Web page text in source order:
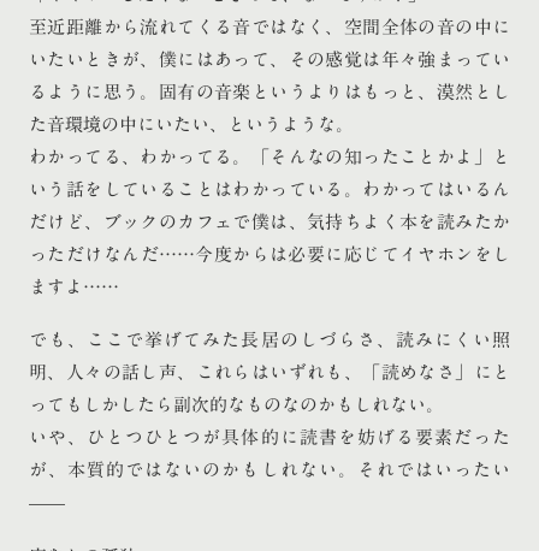
至近距離から流れてくる音ではなく、空間全体の音の中に
いたいときが、僕にはあって、その感覚は年々強まってい
るように思う。固有の音楽というよりはもっと、漠然とし
た音環境の中にいたい、というような。
わかってる、わかってる。「そんなの知ったことかよ」と
いう話をしていることはわかっている。わかってはいるん
だけど、ブックのカフェで僕は、気持ちよく本を読みたか
っただけなんだ……今度からは必要に応じてイヤホンをし
ますよ……
でも、ここで挙げてみた長居のしづらさ、読みにくい照
明、人々の話し声、これらはいずれも、「読めなさ」にと
ってもしかしたら副次的なものなのかもしれない。
いや、ひとつひとつが具体的に読書を妨げる要素だった
が、本質的ではないのかもしれない。それではいったい
——